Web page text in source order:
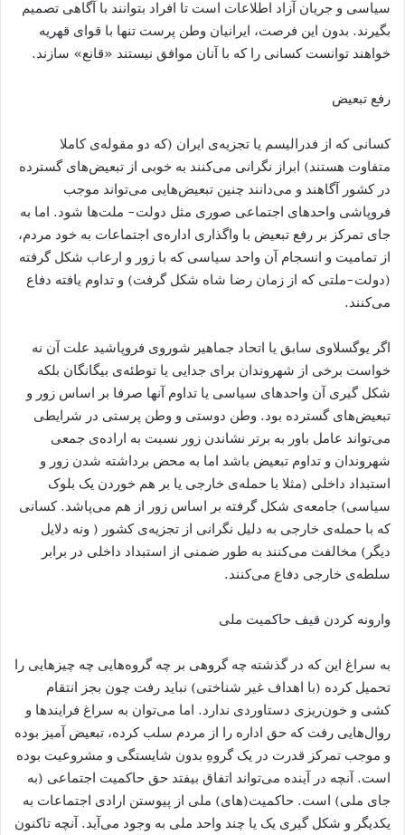
سیاسی و جریان آزاد اطلاعات است تا افراد بتوانند با آگاهی تصمیم
بگیرند. بدون این فرصت، ایرانیان وطن پرست تنها با قوای قهریه
خواهند توانست کسانی را که با آنان موافق نیستند «قانع» سازند.
رفع تبعیض
کسانی که از فدرالیسم یا تجزیه‌ی ایران (که دو مقوله‌ی کاملا
متفاوت هستند) ابراز نگرانی می‌کنند به خوبی از تبعیض‌های گسترده
در کشور آگاهند و می‌دانند چنین تبعیض‌هایی می‌تواند موجب
فروپاشی واحدهای اجتماعی صوری مثل دولت- ملت‌ها شود. اما به
جای تمرکز بر رفع تبعیض با واگذاری اداره‌ی اجتماعات به خود مردم،
از تمامیت و انسجام آن واحد سیاسی که با زور و ارعاب شکل گرفته
(دولت-ملتی که از زمان رضا شاه شکل گرفت) و تداوم یافته دفاع
می‌کنند.
اگر یوگسلاوی سابق یا اتحاد جماهیر شوروی فروپاشید علت آن نه
خواست برخی از شهروندان برای جدایی یا توطئه‌ی بیگانگان بلکه
شکل گیری آن واحدهای سیاسی یا تداوم آنها صرفا بر اساس زور و
تبعیض‌های گسترده بود. وطن دوستی و وطن پرستی در شرایطی
می‌تواند عامل باور به برتر نشاندن زور نسبت به اراده‌ی جمعی
شهروندان و تداوم تبعیض باشد اما به محض برداشته شدن زور و
استبداد داخلی (مثلا با حمله‌ی خارجی یا بر هم خوردن یک بلوک
سیاسی) جامعه‌ی شکل گرفته بر اساس زور از هم می‌پاشد. کسانی
که با حمله‌ی خارجی به دلیل نگرانی از تجزیه‌ی کشور ( ونه دلایل
دیگر) مخالفت می‌کنند به طور ضمنی از استبداد داخلی در برابر
سلطه‌ی خارجی دفاع می‌کنند.
وارونه کردن قیف حاکمیت ملی
به سراغ این که در گذشته چه گروهی بر چه گروه‌هایی چه چیزهایی را
تحمیل کرده (با اهداف غیر شناختی) نباید رفت چون بجز انتقام
کشی و خون‌ریزی دستاوردی ندارد. اما می‌توان به سراغ فرایندها و
روال‌هایی رفت که حق اداره را از مردم سلب کرده، تبعیض آمیز بوده
و موجب تمرکز قدرت در یک گروهِ بدون شایستگی و مشروعیت بوده
است. آنچه در آینده می‌تواند اتفاق بیفتد حق حاکمیت اجتماعی (به
جای ملی) است. حاکمیت(های) ملی از پیوستن ارادی اجتماعات به
یکدیگر و شکل گیری یک یا چند واحد ملی به وجود می‌آید. آنچه تاکنون